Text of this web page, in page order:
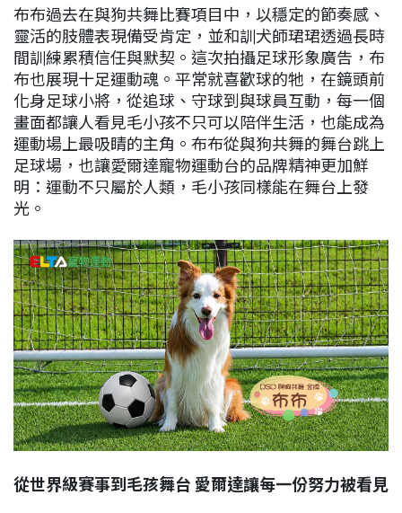
布布過去在與狗共舞比賽項目中，以穩定的節奏感、
靈活的肢體表現備受肯定，並和訓犬師珺珺透過長時
間訓練累積信任與默契。這次拍攝足球形象廣告，布
布也展現十足運動魂。平常就喜歡球的牠，在鏡頭前
化身足球小將，從追球、守球到與球員互動，每一個
畫面都讓人看見毛小孩不只可以陪伴生活，也能成為
運動場上最吸睛的主角。布布從與狗共舞的舞台跳上
足球場，也讓愛爾達寵物運動台的品牌精神更加鮮
明：運動不只屬於人類，毛小孩同樣能在舞台上發
光。
從世界級賽事到毛孩舞台 愛爾達讓每一份努力被看見